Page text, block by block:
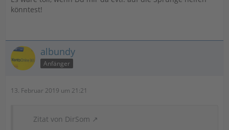
"EDIT"
Verfahren stehen
"EDIT 2"
könntest!
albundy
Anfänger
13. Februar 2019 um 21:21
Zitat von DirSom